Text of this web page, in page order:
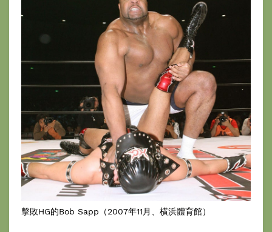
擊敗HG的Bob Sapp（2007年11月、横浜體育館）